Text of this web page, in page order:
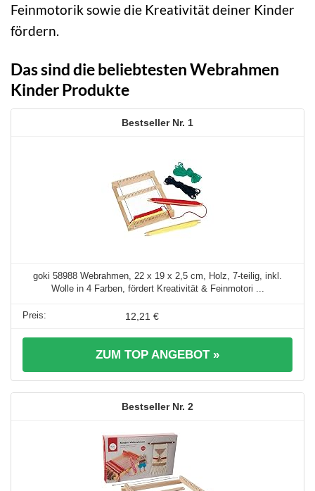
Feinmotorik sowie die Kreativität deiner Kinder
fördern.
Das sind die beliebtesten Webrahmen
Kinder Produkte
1
goki 58988 Webrahmen, 22 x 19 x 2,5 cm, Holz, 7-teilig, inkl.
Wolle in 4 Farben, fördert Kreativität & Feinmotori ...
12,21 €
ZUM TOP ANGEBOT »
2